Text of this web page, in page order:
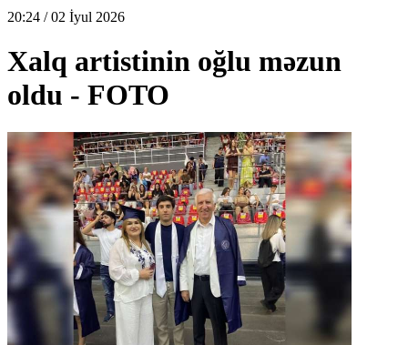
20:24 / 02 İyul 2026
Xalq artistinin oğlu məzun
oldu - FOTO